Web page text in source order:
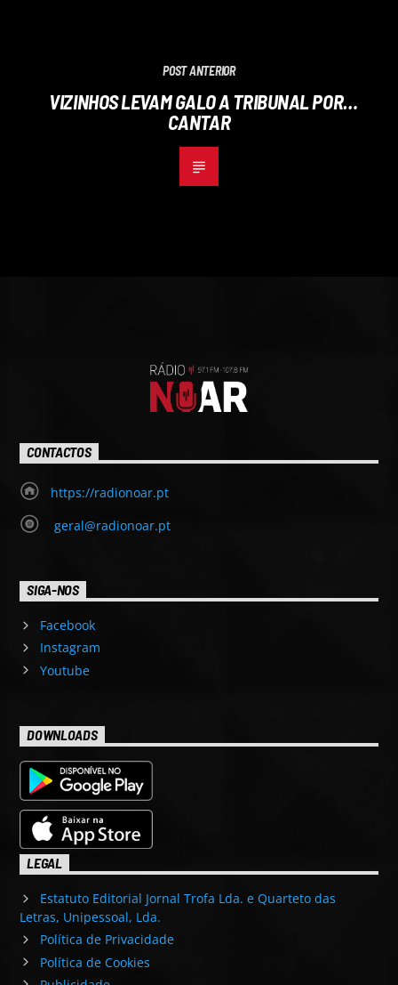
POST ANTERIOR
VIZINHOS LEVAM GALO A TRIBUNAL POR…
CANTAR
CONTACTOS
https://radionoar.pt
geral@radionoar.pt
SIGA-NOS
Facebook
Instagram
Youtube
DOWNLOADS
LEGAL
Estatuto Editorial Jornal Trofa Lda. e Quarteto das
Letras, Unipessoal, Lda.
Política de Privacidade
Política de Cookies